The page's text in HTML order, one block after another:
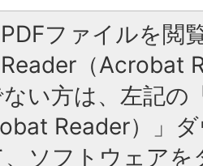
PDFファイルを閲
Reader（Acrobat
い方は、左記の
Reader）」
ソフトウェア